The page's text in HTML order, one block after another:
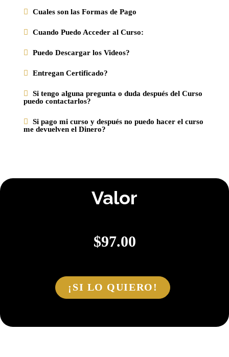
Cuales son las Formas de Pago
Cuando Puedo Acceder al Curso:
Puedo Descargar los Videos?
Entregan Certificado?
Si tengo alguna pregunta o duda después del Curso
puedo contactarlos?
Si pago mi curso y después no puedo hacer el curso
me devuelven el Dinero?
Valor
$97.00
¡SI LO QUIERO!